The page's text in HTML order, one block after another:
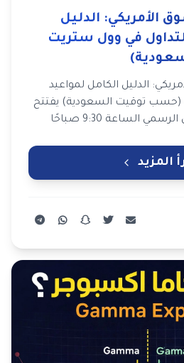
الأمريكي: الدليل
في وول ستريت
الدليل الكامل لمواعيد
(حسب توقيت السعودية) يفتتح
السوق الأمريكي للتداول الرسمي الساعة 9:30 صباحًا
المزيد